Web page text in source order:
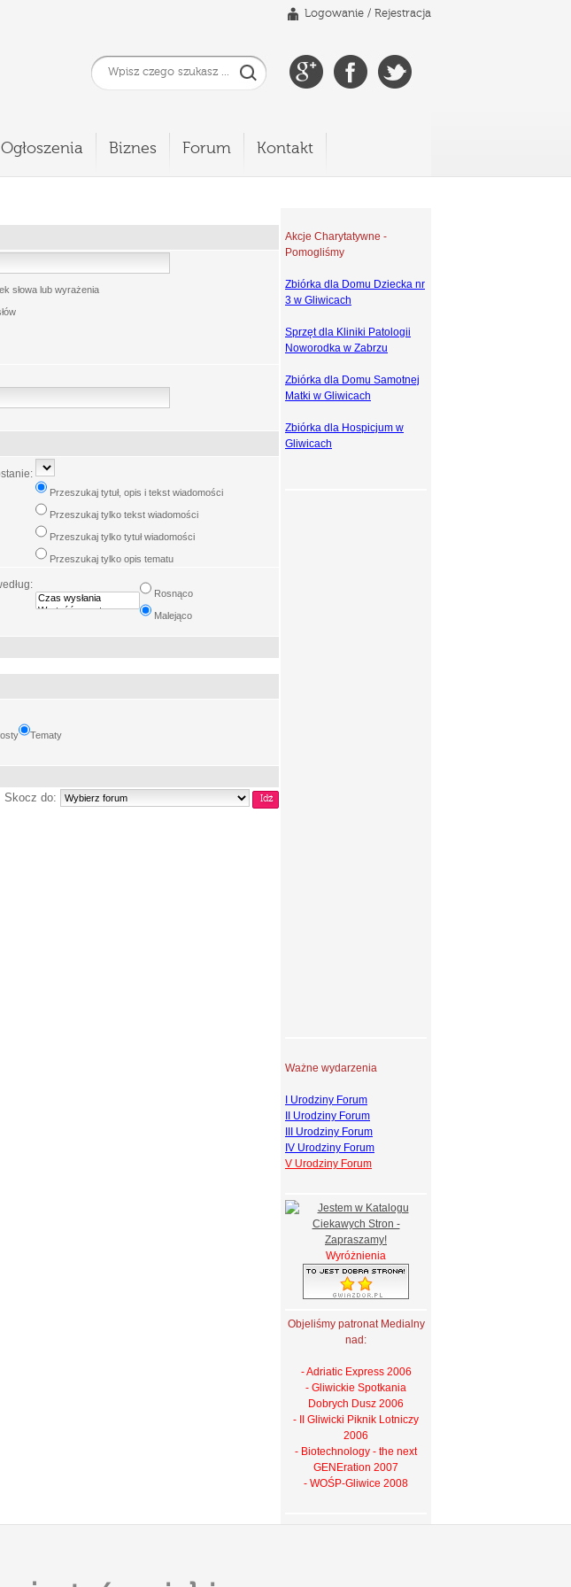
Logowanie / Rejestracja
Ogłoszenia Biznes Forum Kontakt
słowa lub wyrażenia
Przeszukaj tytuł, opis i tekst wiadomości
Przeszukaj tylko tekst wiadomości
Przeszukaj tylko tytuł wiadomości
Przeszukaj tylko opis tematu
Rosnąco
Malejąco
Tematy
Skocz do:
Akcje Charytatywne -
Pomogliśmy
Zbiórka dla Domu Dziecka nr
3 w Gliwicach
Sprzęt dla Kliniki Patologii
Noworodka w Zabrzu
Zbiórka dla Domu Samotnej
Matki w Gliwicach
Zbiórka dla Hospicjum w
Gliwicach
Ważne wydarzenia
I Urodziny Forum
II Urodziny Forum
III Urodziny Forum
IV Urodziny Forum
V Urodziny Forum
Wyróżnienia
Objeliśmy patronat Medialny
nad:
- Adriatic Express 2006
- Gliwickie Spotkania
Dobrych Dusz 2006
- II Gliwicki Piknik Lotniczy
2006
- Biotechnology - the next
GENEration 2007
- WOŚP-Gliwice 2008